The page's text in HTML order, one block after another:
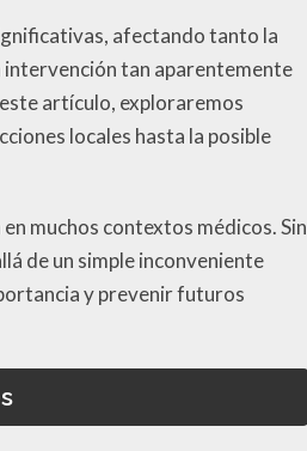
afectando tanto la
intervención tan aparentemente
artículo, exploraremos
locales hasta la posible
muchos contextos médicos. Sin
de un simple inconveniente
y prevenir futuros